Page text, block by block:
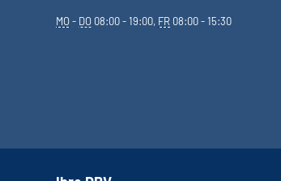
MO- DO 08:00 - 19:00, FR 08:00 - 15:30